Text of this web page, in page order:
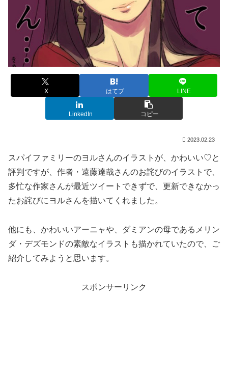
X はてブ LINE
LinkedIn コピー
2023.02.23
スパイファミリーのヨルさんのイラストが、かわいい♡と
評判ですが、作者・遠藤達哉さんのお詫びのイラストで、
多忙な作家さんが最近ツイートできずで、更新できなかっ
たお詫びにヨルさんを描いてくれました。
他にも、かわいいアーニャや、ダミアンの母であるメリン
ダ・デズモンドの素敵なイラストも描かれていたので、ご
紹介してみようと思います。
スポンサーリンク